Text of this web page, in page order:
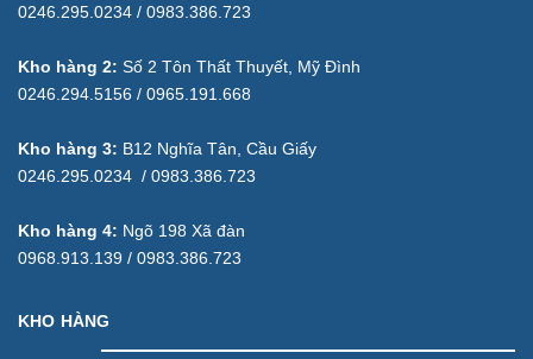
0246.295.0234 / 0983.386.723
Kho hàng 2: Số 2 Tôn Thất Thuyết, Mỹ Đình
0246.294.5156 / 0965.191.668
Kho hàng 3: B12 Nghĩa Tân, Cầu Giấy
0246.295.0234 / 0983.386.723
Kho hàng 4: Ngõ 198 Xã đàn
0968.913.139 / 0983.386.723
KHO HÀNG